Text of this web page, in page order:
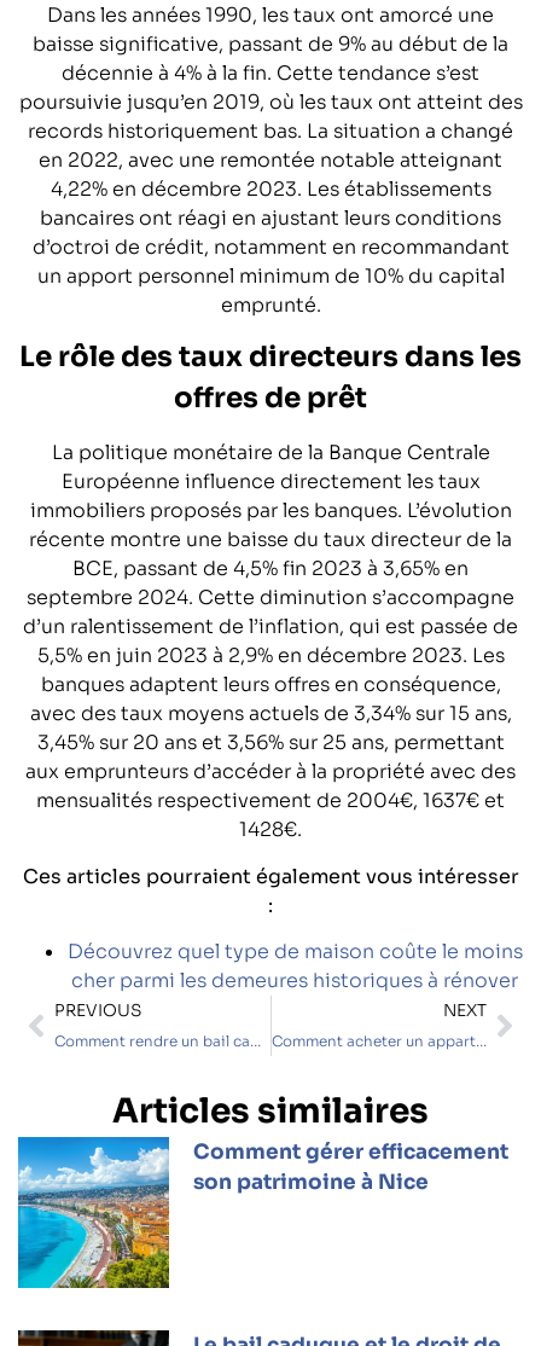
Dans les années 1990, les taux ont amorcé une
baisse significative, passant de 9% au début de la
décennie à 4% à la fin. Cette tendance s’est
poursuivie jusqu’en 2019, où les taux ont atteint des
records historiquement bas. La situation a changé
en 2022, avec une remontée notable atteignant
4,22% en décembre 2023. Les établissements
bancaires ont réagi en ajustant leurs conditions
d’octroi de crédit, notamment en recommandant
un apport personnel minimum de 10% du capital
emprunté.
Le rôle des taux directeurs dans les
offres de prêt
La politique monétaire de la Banque Centrale
Européenne influence directement les taux
immobiliers proposés par les banques. L’évolution
récente montre une baisse du taux directeur de la
BCE, passant de 4,5% fin 2023 à 3,65% en
septembre 2024. Cette diminution s’accompagne
d’un ralentissement de l’inflation, qui est passée de
5,5% en juin 2023 à 2,9% en décembre 2023. Les
banques adaptent leurs offres en conséquence,
avec des taux moyens actuels de 3,34% sur 15 ans,
3,45% sur 20 ans et 3,56% sur 25 ans, permettant
aux emprunteurs d’accéder à la propriété avec des
mensualités respectivement de 2004€, 1637€ et
1428€.
Ces articles pourraient également vous intéresser
:
Découvrez quel type de maison coûte le moins
cher parmi les demeures historiques à rénover
PREVIOUS
Comment rendre un bail caduque : les étapes clés pour les propriétaires
NEXT
Comment acheter un appartement en Floride en 2025 ? Astuces pour optimiser son financement immobilier
Articles similaires
Comment gérer efficacement
son patrimoine à Nice